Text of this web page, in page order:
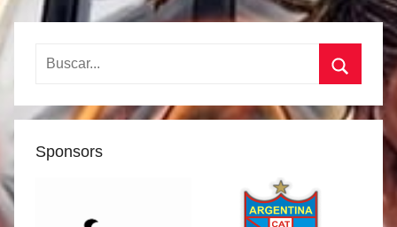
Buscar:
Sponsors